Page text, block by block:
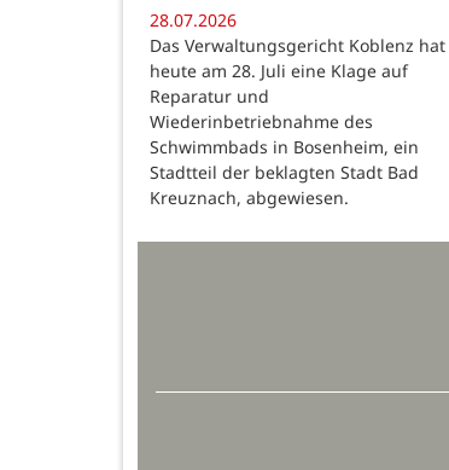
28.07.2026
Das Verwaltungsgericht Koblenz hat
heute am 28. Juli eine Klage auf
Reparatur und
Wiederinbetriebnahme des
Schwimmbads in Bosenheim, ein
Stadtteil der beklagten Stadt Bad
Kreuznach, abgewiesen.